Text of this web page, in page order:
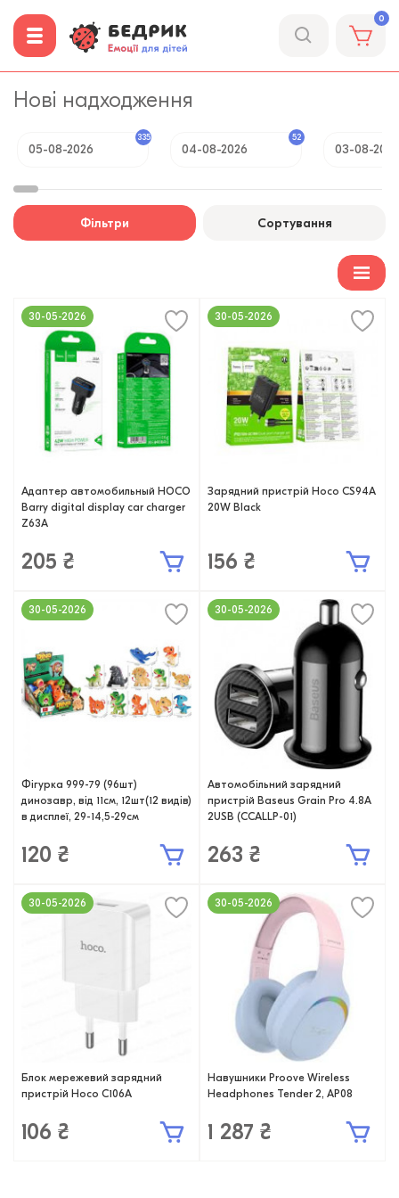
0
Нові надходження
05-08-2026
335
04-08-2026
52
03-08-2026
Фільтри Сортування
Адаптер автомобильный HOCO
Barry digital display car charger
Z63A
205 ₴
30-05-2026
Зарядний пристрій Hoco CS94A
20W Black
156 ₴
30-05-2026
Фігурка 999-79 (96шт)
динозавр, від 11см, 12шт(12 видів)
в дисплеї, 29-14,5-29см
120 ₴
30-05-2026
Автомобільний зарядний
пристрій Baseus Grain Pro 4.8A
2USB (CCALLP-01)
263 ₴
30-05-2026
Блок мережевий зарядний
пристрій Hoco C106A
106 ₴
30-05-2026
Навушники Proove Wireless
Headphones Tender 2, AP08
1 287 ₴
30-05-2026